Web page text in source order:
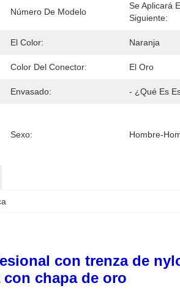
Número De Modelo
Se Aplicará
Siguiente:
El Color: Naranja
Color Del Conector: El Oro
Envasado: - ¿Qué Es
Sexo: Hombre-
con trenza de
chapa de oro